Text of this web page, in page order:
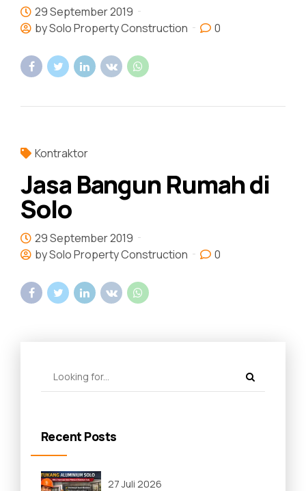
29 September 2019
by Solo Property Construction
0
Kontraktor
Jasa Bangun Rumah di
Solo
29 September 2019
by Solo Property Construction
0
Recent Posts
27 Juli 2026